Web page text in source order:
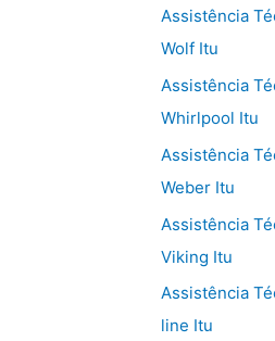
Assistência
Wolf Itu
Assistência
Whirlpool Itu
Assistência
Weber Itu
Assistência
Viking Itu
Assistência
line Itu